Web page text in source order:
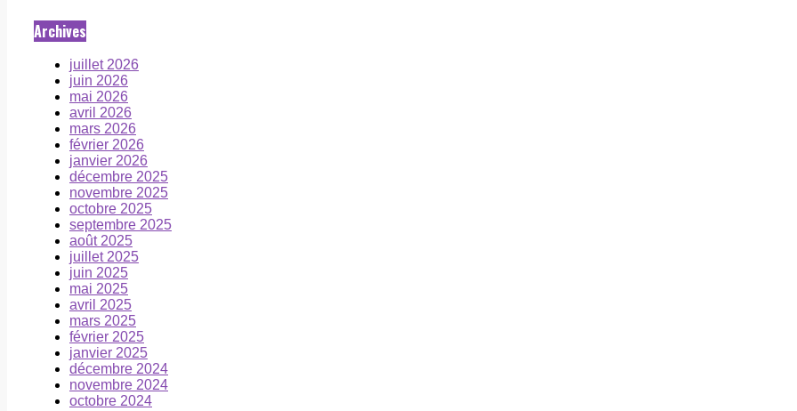
Archives
juillet 2026
juin 2026
mai 2026
avril 2026
mars 2026
février 2026
janvier 2026
décembre 2025
novembre 2025
octobre 2025
septembre 2025
août 2025
juillet 2025
juin 2025
mai 2025
avril 2025
mars 2025
février 2025
janvier 2025
décembre 2024
novembre 2024
octobre 2024